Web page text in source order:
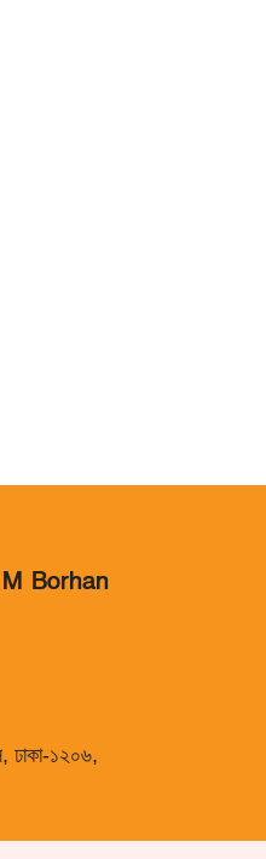
Borhan
ঢাকা-১২০৬,